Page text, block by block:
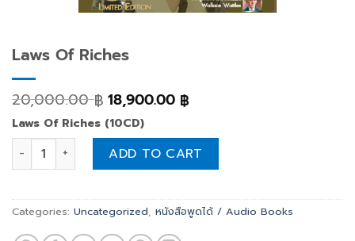
Laws Of Riches
20,000.00฿ 18,900.00 ฿
Laws Of Riches (10CD)
Laws Of Riches quantityADD TO CART
Categories: Uncategorized หนังสือพูดได้ / Audio Books